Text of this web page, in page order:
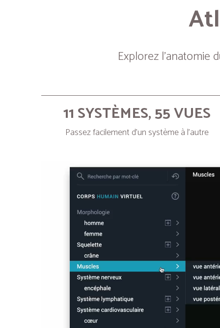
Explorez
11 SYSTÈMES, 55 VUES
Passez facilement d’un système à l’autre